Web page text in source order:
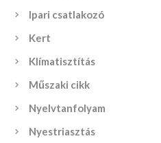
Ipari csatlakozó
Kert
Klímatisztítás
Műszaki cikk
Nyelvtanfolyam
Nyestriasztás